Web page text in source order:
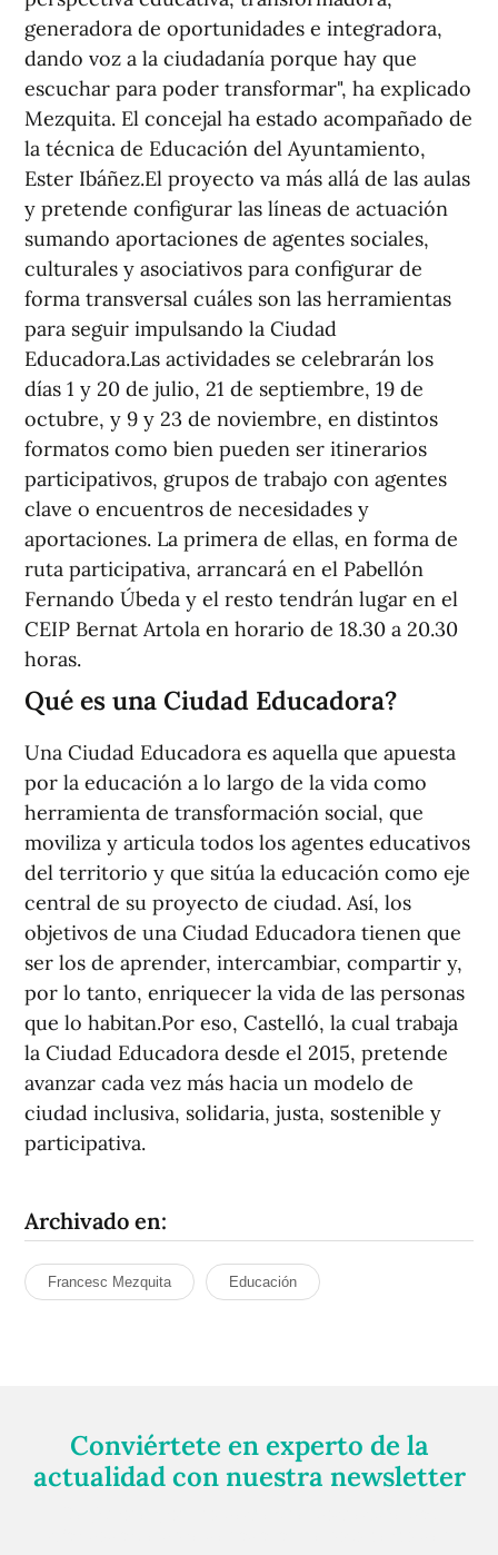
generadora de oportunidades e integradora,
dando voz a la ciudadanía porque hay que
escuchar para poder transformar", ha explicado
Mezquita. El concejal ha estado acompañado de
la técnica de Educación del Ayuntamiento,
Ester Ibáñez.El proyecto va más allá de las aulas
y pretende configurar las líneas de actuación
sumando aportaciones de agentes sociales,
culturales y asociativos para configurar de
forma transversal cuáles son las herramientas
para seguir impulsando la Ciudad
Educadora.Las actividades se celebrarán los
días 1 y 20 de julio, 21 de septiembre, 19 de
octubre, y 9 y 23 de noviembre, en distintos
formatos como bien pueden ser itinerarios
participativos, grupos de trabajo con agentes
clave o encuentros de necesidades y
aportaciones. La primera de ellas, en forma de
ruta participativa, arrancará en el Pabellón
Fernando Úbeda y el resto tendrán lugar en el
CEIP Bernat Artola en horario de 18.30 a 20.30
horas.
Qué es una Ciudad Educadora?
Una Ciudad Educadora es aquella que apuesta
por la educación a lo largo de la vida como
herramienta de transformación social, que
moviliza y articula todos los agentes educativos
del territorio y que sitúa la educación como eje
central de su proyecto de ciudad. Así, los
objetivos de una Ciudad Educadora tienen que
ser los de aprender, intercambiar, compartir y,
por lo tanto, enriquecer la vida de las personas
que lo habitan.Por eso, Castelló, la cual trabaja
la Ciudad Educadora desde el 2015, pretende
avanzar cada vez más hacia un modelo de
ciudad inclusiva, solidaria, justa, sostenible y
participativa.
Archivado en:
Francesc Mezquita Educación
Conviértete en experto de la
actualidad con nuestra newsletter